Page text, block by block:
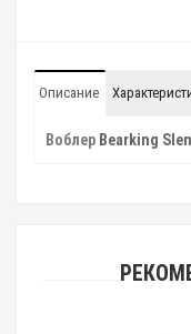
Описание
Воблер Bearking